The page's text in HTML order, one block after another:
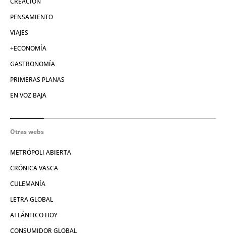
PENSAMIENTO
VIAJES
+ECONOMÍA
GASTRONOMÍA
PRIMERAS PLANAS
EN VOZ BAJA
Otras webs
METRÓPOLI ABIERTA
CRÓNICA VASCA
CULEMANÍA
LETRA GLOBAL
ATLÁNTICO HOY
CONSUMIDOR GLOBAL